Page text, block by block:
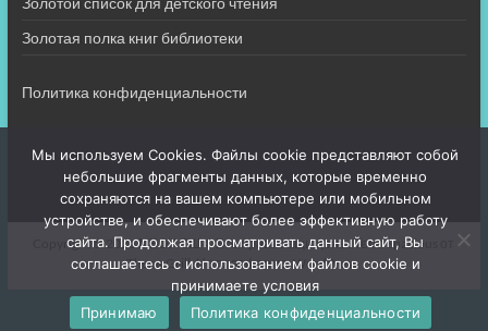
Золотая полка книг библиотеки
Политика конфиденциальности
Copyright © 2026МБОУ СШ 4. Все права защищены. ТемаSpacious
ThemeGrill. На платформе:WordPress.
Мы используем Cookies. Файлы cookie представляют собой
небольшие фрагменты данных, которые временно
сохраняются на вашем компьютере или мобильном
устройстве, и обеспечивают более эффективную работу
сайта. Продолжая просматривать данный сайт, Вы
соглашаетесь с использованием файлов cookie и
принимаете условия
Принимаю
Политика конфиденциальности